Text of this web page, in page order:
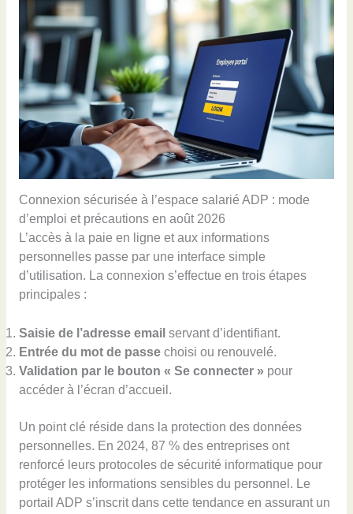
Connexion sécurisée à l’espace salarié ADP : mode
d’emploi et précautions en août 2026
L’accès à la paie en ligne et aux informations
personnelles passe par une interface simple
d’utilisation. La connexion s’effectue en trois étapes
principales :
Saisie de l’adresse email servant d’identifiant.
Entrée du mot de passechoisi ou renouvelé.
Validation par le bouton « Se connecter » pour
accéder à l’écran d’accueil.
Un point clé réside dans la protection des données
personnelles. En 2024, 87 % des entreprises ont
renforcé leurs protocoles de sécurité informatique pour
protéger les informations sensibles du personnel. Le
portail ADP s’inscrit dans cette tendance en assurant un